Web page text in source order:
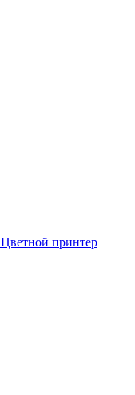
Цветной принтер